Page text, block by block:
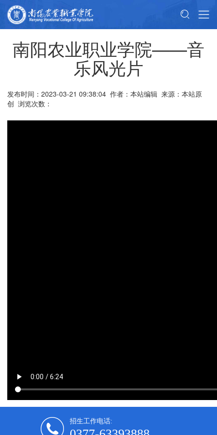
南阳农业职业学院——音
乐风光片
发布时间：2023-03-21 09:38:04 作者：本站编辑 来源：本站原
创 浏览次数：
招生工作电话: